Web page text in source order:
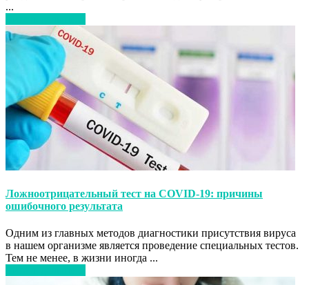
...
Ложноотрицательный тест на COVID-19: причины
ошибочного результата
Одним из главных методов диагностики присутствия вируса
в нашем организме является проведение специальных тестов.
Тем не менее, в жизни иногда ...